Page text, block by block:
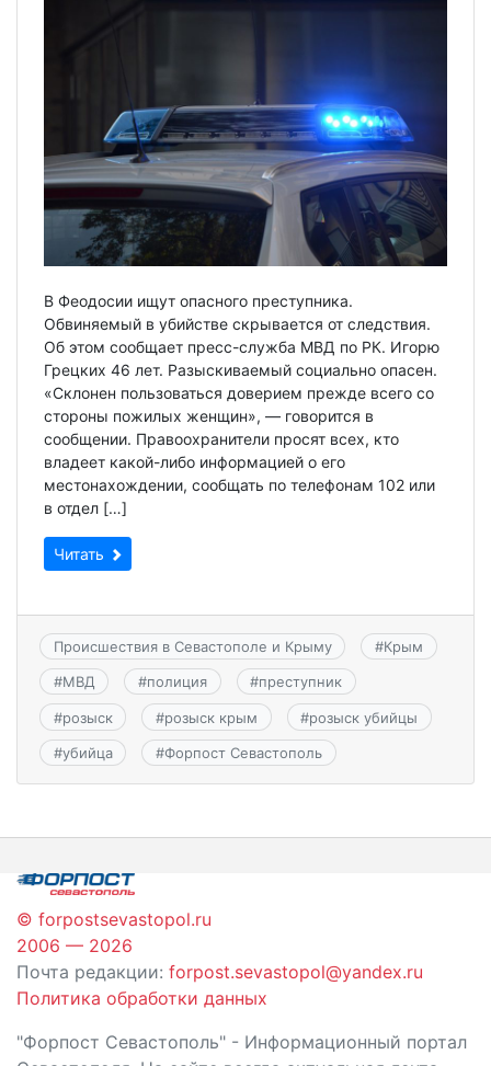
В Феодосии ищут опасного преступника.
Обвиняемый в убийстве скрывается от следствия.
Об этом сообщает пресс-служба МВД по РК. Игорю
Грецких 46 лет. Разыскиваемый социально опасен.
«Склонен пользоваться доверием прежде всего со
стороны пожилых женщин», — говорится в
сообщении. Правоохранители просят всех, кто
владеет какой-либо информацией о его
местонахождении, сообщать по телефонам 102 или
в отдел […]
Читать
Происшествия в Севастополе и Крыму #Крым
#МВД #полиция #преступник
#розыск #розыск крым #розыск убийцы
#убийца #Форпост Севастополь
© forpostsevastopol.ru
2006 — 2026
Почта редакции: forpost.sevastopol@yandex.ru
Политика обработки данных
"Форпост Севастополь" - Информационный портал